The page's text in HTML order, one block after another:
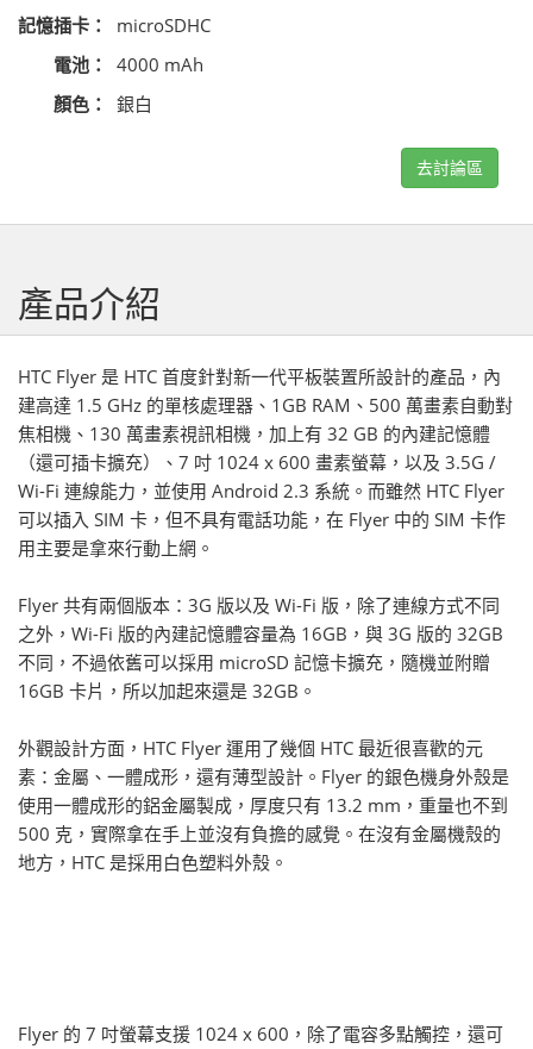
記憶插卡：
microSDHC
電池：
4000 mAh
顏色：
銀白
去討論區
產品介紹
HTC Flyer 是 HTC 首度針對新一代平板裝置所設計的產品，內
建高達 1.5 GHz 的單核處理器、1GB RAM、500 萬畫素自動對
焦相機、130 萬畫素視訊相機，加上有 32 GB 的內建記憶體
（還可插卡擴充）、7 吋 1024 x 600 畫素螢幕，以及 3.5G /
Wi-Fi 連線能力，並使用 Android 2.3 系統。而雖然 HTC Flyer
可以插入 SIM 卡，但不具有電話功能，在 Flyer 中的 SIM 卡作
用主要是拿來行動上網。
Flyer 共有兩個版本：3G 版以及 Wi-Fi 版，除了連線方式不同
之外，Wi-Fi 版的內建記憶體容量為 16GB，與 3G 版的 32GB
不同，不過依舊可以採用 microSD 記憶卡擴充，隨機並附贈
16GB 卡片，所以加起來還是 32GB。
外觀設計方面，HTC Flyer 運用了幾個 HTC 最近很喜歡的元
素：金屬、一體成形，還有薄型設計。Flyer 的銀色機身外殼是
使用一體成形的鋁金屬製成，厚度只有 13.2 mm，重量也不到
500 克，實際拿在手上並沒有負擔的感覺。在沒有金屬機殼的
地方，HTC 是採用白色塑料外殼。
Flyer 的 7 吋螢幕支援 1024 x 600，除了電容多點觸控，還可